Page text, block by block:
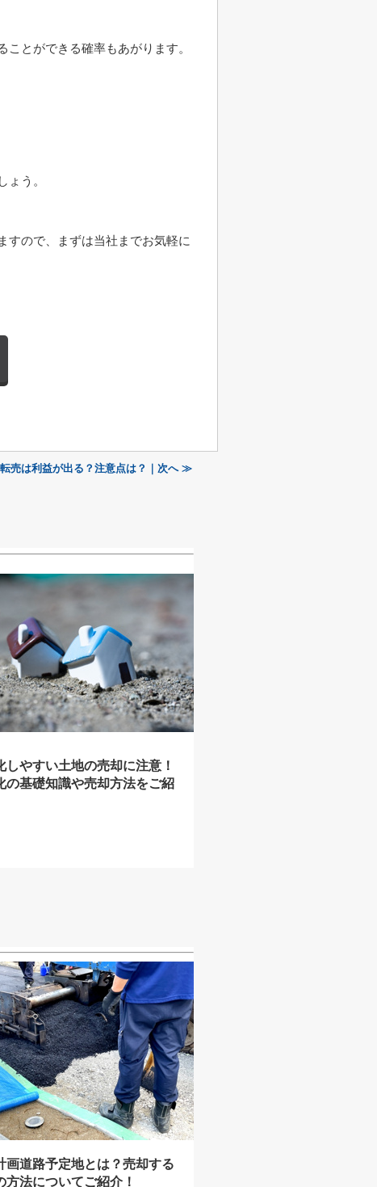
とができる確率もあがります。
う。
すので、まずは当社までお気軽に
売は利益が出る？注意点は？｜次へ ≫
しやすい土地の売却に注意！
の基礎知識や売却方法をご紹
画道路予定地とは？売却する
方法についてご紹介！